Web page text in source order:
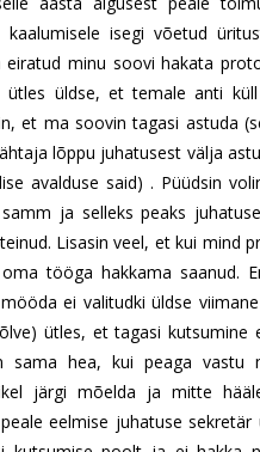
isegi võetud
minu soovi hakata
ütles üldse, et temale anti
et ma soovin tagasi astuda
lõppu juhatusest välja
avalduse said) . Püüdsin
ja selleks peaks
Lisasin veel, et kui mind
tööga hakkama saanud.
ei valitudki üldse
ütles, et tagasi kutsumine
sama hea, kui peaga vastu
järgi mõelda ja mitte
eelmise juhatuse sekretär